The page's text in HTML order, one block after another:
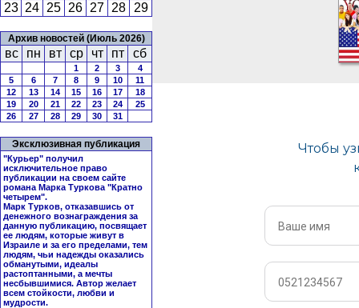
23 24 25 26 27 28 29
Архив новостей (Июль 2026)
вс пн вт ср чт пт сб
1 2 3
4
5
6 7 8 9 10
11
12
13 14 15 16 17
18
19
20 21 22 23 24
25
26
27 28 29 30 31
Эксклюзивная публикация
"Курьер" получил
исключительное право
публикации на своем сайте
романа Марка Туркова "Кратно
четырем".
Марк Турков, отказавшись от
денежного вознаграждения за
данную публикацию, посвящает
ее людям, которые живут в
Израиле и за его пределами, тем
людям, чьи надежды оказались
обманутыми, идеалы
растоптанными, а мечты
несбывшимися. Автор желает
всем стойкости, любви и
мудрости.